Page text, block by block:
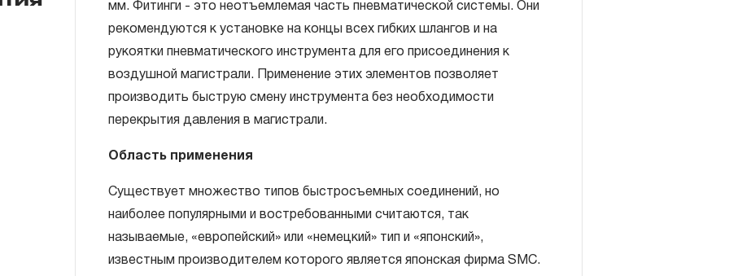
мм. Фитинги - это неотъемлемая часть пневматической системы. Они
рекомендуются к установке на концы всех гибких шлангов и на
рукоятки пневматического инструмента для его присоединения к
воздушной магистрали. Применение этих элементов позволяет
производить быструю смену инструмента без необходимости
перекрытия давления в магистрали.
Область применения
Существует множество типов быстросъемных соединений, но
наиболее популярными и востребованными считаются, так
называемые, «европейский» или «немецкий» тип и «японский»,
известным производителем которого является японская фирма SMC.
ГАРАНТИЙНЫЕ ОБЯЗАТЕЛЬСТВА.
Понятие «ПОЖИЗНЕННАЯ ГАРАНТИЯ».
течение всего периода эксплуатации изделия, а также замена или
технической экспертизы было установлено, что производитель
использовал при изготовлении изделия некачественные материалы или
нарушал технологию в процессе его производства.
1.2 «ПОЖИЗНЕННАЯ ГАРАНТИЯ» предоставляется при условии